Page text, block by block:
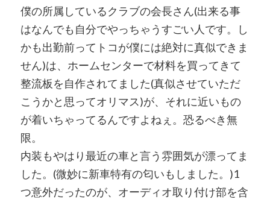
僕の所属しているクラブの会長さん(出来る事
はなんでも自分でやっちゃうすごい人です。し
かも出勤前ってトコが僕には絶対に真似できま
せん)は、ホームセンターで材料を買ってきて
整流板を自作されてました(真似させていただ
こうかと思ってオリマス)が、それに近いもの
が着いちゃってるんですよねぇ。恐るべき無
限。
内装もやはり最近の車と言う雰囲気が漂ってま
した。(微妙に新車特有の匂いもしました。)1
つ意外だったのが、オーディオ取り付け部を含